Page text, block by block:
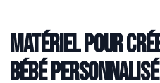
Matériel pour
bébé personnalisé